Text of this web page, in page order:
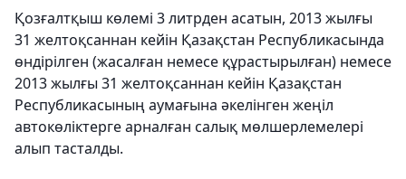
Қозғалтқыш көлемі 3 литрден асатын, 2013 жылғы
31 желтоқсаннан кейін Қазақстан Республикасында
өндірілген (жасалған немесе құрастырылған) немесе
2013 жылғы 31 желтоқсаннан кейін Қазақстан
Республикасының аумағына әкелінген жеңіл
автокөліктерге арналған салық мөлшерлемелері
алып тасталды.